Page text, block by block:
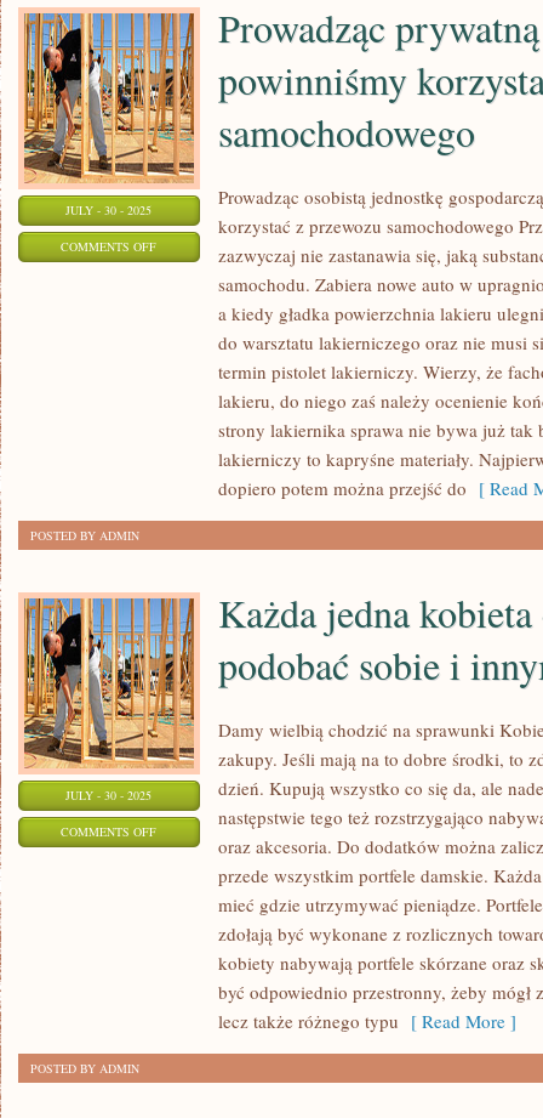
ULICZNYMI
JULY - 30 - 2025
COMMENTS OFFON
POWINNIŚMY
KORZYSTAĆ
TRANSPORTU
SAMOCHODOWEGO
Prowadząc
powinniśmy
samochodowego
Prowadząc osobistą jednostkę
korzystać z przewozu samochodowego
zazwyczaj nie zastanawia się, jaką
samochodu. Zabiera nowe auto w
a kiedy gładka powierzchnia lakieru
do warsztatu lakierniczego oraz nie musi
termin pistolet lakierniczy. Wierzy, że
lakieru, do niego zaś należy ocenienie
strony lakiernika sprawa nie bywa już tak
lakierniczy to kapryśne materiały.
dopiero potem można przejść do [ Read
POSTED BY ADMIN
JULY - 30 - 2025
COMMENTS OFFON
Każda jedna kobieta
podobać sobie i
Damy wielbią chodzić na sprawunki
zakupy. Jeśli mają na to dobre środki, to
dzień. Kupują wszystko co się da, ale
następstwie tego też rozstrzygająco
oraz akcesoria. Do dodatków można
przede wszystkim portfele damskie.
mieć gdzie utrzymywać pieniądze.
zdołają być wykonane z rozlicznych
kobiety nabywają portfele skórzane oraz
być odpowiednio przestronny, żeby
lecz także różnego typu [ Read More ]
POSTED BY ADMIN